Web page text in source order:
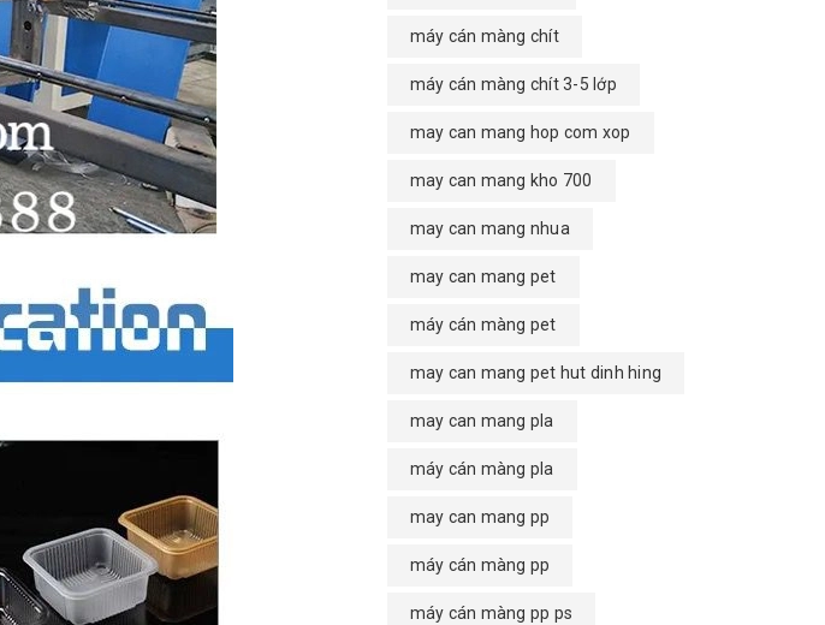
máy cán màng chít
máy cán màng chít 3-5 lớp
may can mang hop com xop
may can mang kho 700
may can mang nhua
may can mang pet
máy cán màng pet
may can mang pet hut dinh hing
may can mang pla
máy cán màng pla
may can mang pp
máy cán màng pp
máy cán màng pp ps